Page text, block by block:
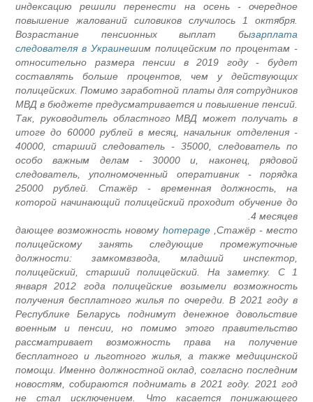
индексацию решили перенести на осень - очередное
повышение жалований силовиков случилось 1 октября.
Возрастание пенсионных выплат бызарплата
следователя в Украинешим полицейским по процентам -
относительно размера пенсии в 2019 году - будет
составлять больше процентов, чем у действующих
полицейских. Помимо заработной платы для сотрудников
МВД в бюджете предусматривается и повышение пенсий.
Так, руководитель областного МВД может получать в
итоге до 60000 рублей в месяц, начальник отделения -
40000, старший следователь - 35000, следователь по
особо важным делам - 30000 и, наконец, рядовой
следователь, уполномоченный оперативник - порядка
25000 рублей. Стажёр - временная должность, на
которой начинающий полицейский проходит обучение до
4 месяцев.
Стажёр - место,
homepage
дающее возможность новому
полицейскому занять следующие промежуточные
должности: замкомвзвода, младший инспектор,
полицейский, старший полицейский. На заметку. С 1
января 2012 года полицейские возымели возможность
получения бесплатного жилья по очереди. В 2021 году в
Республике Беларусь поднимут денежное довольствие
военным и пенсии, но помимо этого правительство
рассматривает возможность права на получение
бесплатного и льготного жилья, а также медицинской
помощи. Именно должностной оклад, согласно последним
новостям, собираются поднимать в 2021 году. 2021 год
не стал исключением. Что касается понижающего